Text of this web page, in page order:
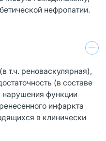
нефропатии.
т.ч. реноваскулярная),
(в составе
нарушения функции
инфаркта
в клинически